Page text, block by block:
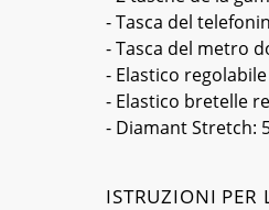
- Tasca del
- Tasca del metro
- Elastico regolabile
- Elastico bretelle
- Diamant Stretch:
ISTRUZIONI PER